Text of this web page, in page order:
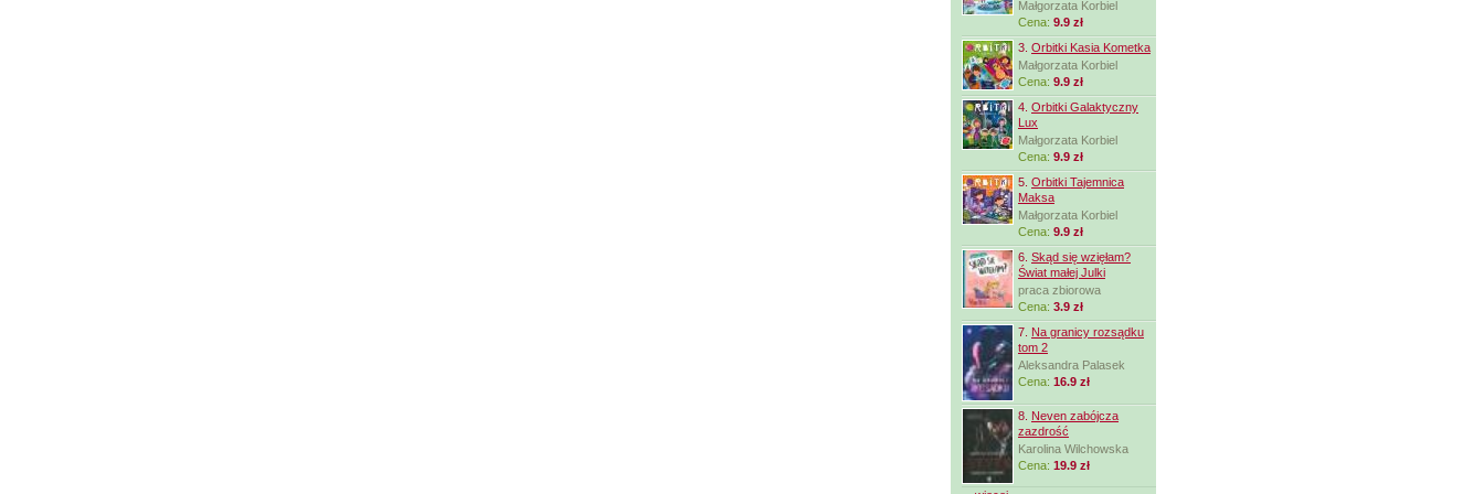
Małgorzata Korbiel
Cena: 9.9 zł
3. Orbitki Kasia Kometka
Małgorzata Korbiel
Cena: 9.9 zł
4. Orbitki Galaktyczny
Lux
Małgorzata Korbiel
Cena: 9.9 zł
5. Orbitki Tajemnica
Maksa
Małgorzata Korbiel
Cena: 9.9 zł
6. Skąd się wzięłam?
Świat małej Julki
praca zbiorowa
Cena: 3.9 zł
7. Na granicy rozsądku
tom 2
Aleksandra Palasek
Cena: 16.9 zł
8. Neven zabójcza
zazdrość
Karolina Wilchowska
Cena: 19.9 zł